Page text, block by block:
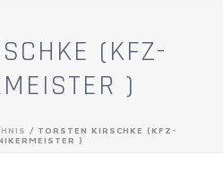
(KFZ-
)
/ TORSTEN KIRSCHKE (KFZ-
)